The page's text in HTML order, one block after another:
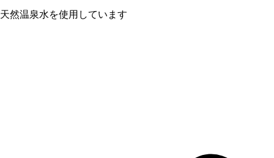
天然温泉水を使用しています